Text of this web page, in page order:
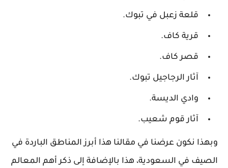
قلعة زعبل في تبوك.
قرية كاف.
قصر كاف.
آثار الرجاجيل تبوك.
وادي الديسة.
آثار قوم شعيب.
وبهذا نكون عرضنا في مقالنا هذا أبرز المناطق الباردة في
الصيف في السعودية، هذا بالإضافة إلى ذكر أهم المعالم